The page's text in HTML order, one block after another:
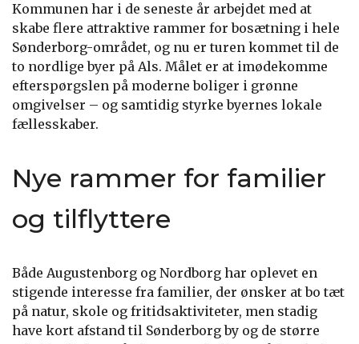
Kommunen har i de seneste år arbejdet med at
skabe flere attraktive rammer for bosætning i hele
Sønderborg-området, og nu er turen kommet til de
to nordlige byer på Als. Målet er at imødekomme
efterspørgslen på moderne boliger i grønne
omgivelser – og samtidig styrke byernes lokale
fællesskaber.
Nye rammer for familier
og tilflyttere
Både Augustenborg og Nordborg har oplevet en
stigende interesse fra familier, der ønsker at bo tæt
på natur, skole og fritidsaktiviteter, men stadig
have kort afstand til Sønderborg by og de større